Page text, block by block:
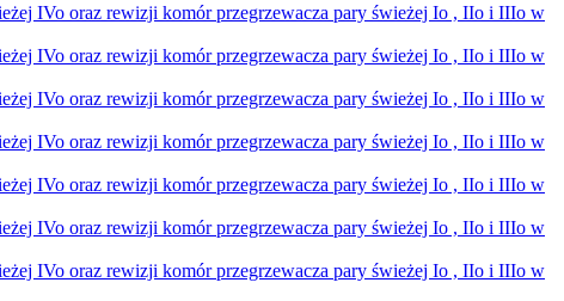
IVo oraz rewizji komór przegrzewacza pary świeżej Io , IIo i IIIo w
IVo oraz rewizji komór przegrzewacza pary świeżej Io , IIo i IIIo w
IVo oraz rewizji komór przegrzewacza pary świeżej Io , IIo i IIIo w
IVo oraz rewizji komór przegrzewacza pary świeżej Io , IIo i IIIo w
IVo oraz rewizji komór przegrzewacza pary świeżej Io , IIo i IIIo w
IVo oraz rewizji komór przegrzewacza pary świeżej Io , IIo i IIIo w
IVo oraz rewizji komór przegrzewacza pary świeżej Io , IIo i IIIo w